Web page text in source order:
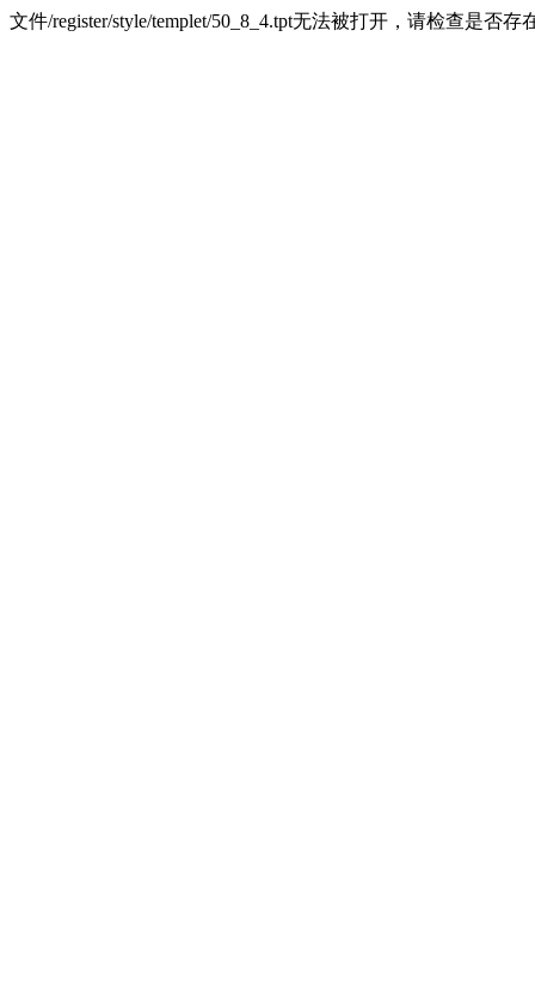
文件/register/style/templet/50_8_4.tpt无法被打开，请检查是否存